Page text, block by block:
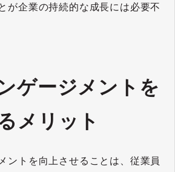
が企業の持続的な成長には必要不
ゲージメントを
メリット
ントを向上させることは、従業員